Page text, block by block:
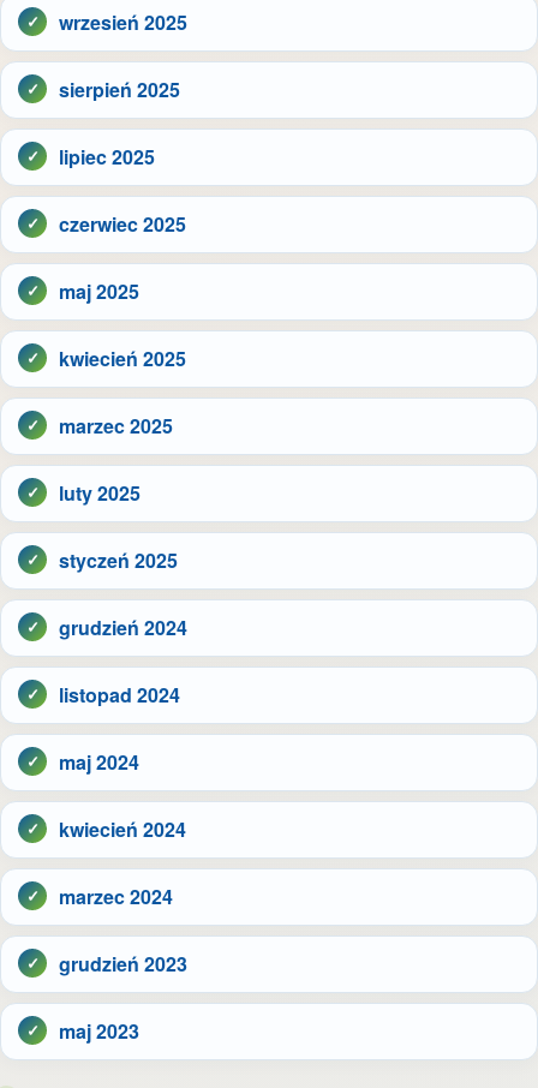
wrzesień 2025
sierpień 2025
lipiec 2025
czerwiec 2025
maj 2025
kwiecień 2025
marzec 2025
luty 2025
styczeń 2025
grudzień 2024
listopad 2024
maj 2024
kwiecień 2024
marzec 2024
grudzień 2023
maj 2023